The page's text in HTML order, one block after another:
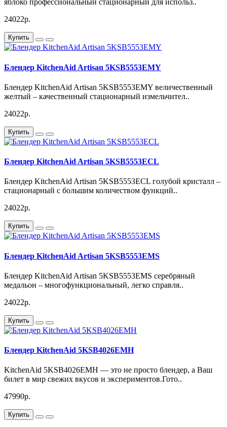
яблоко профессиональный стационарный для использ..
24022р.
Купить
Блендер KitchenAid Artisan 5KSB5553EMY
Блендер KitchenAid Artisan 5KSB5553EMY величественный
желтый – качественный стационарный измельчител..
24022р.
Купить
Блендер KitchenAid Artisan 5KSB5553ECL
Блендер KitchenAid Artisan 5KSB5553ECL голубой кристалл –
стационарный с большим количеством функций..
24022р.
Купить
Блендер KitchenAid Artisan 5KSB5553EMS
Блендер KitchenAid Artisan 5KSB5553EMS серебряный
медальон – многофункциональный, легко справля..
24022р.
Купить
Блендер KitchenAid 5KSB4026EMH
KitchenAid 5KSB4026EMH — это не просто блендер, а Ваш
билет в мир свежих вкусов и экспериментов.Гото..
47990р.
Купить